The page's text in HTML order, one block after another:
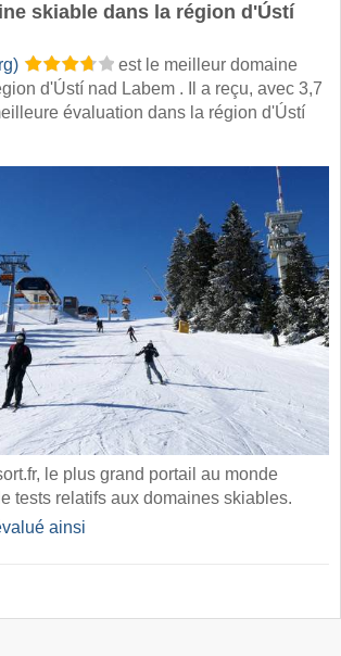
skiable dans la région d'Ústí
est le meilleur domaine
d'Ústí nad Labem . Il a reçu, avec 3,7
évaluation dans la région d'Ústí
le plus grand portail au monde
tests relatifs aux domaines skiables.
ainsi